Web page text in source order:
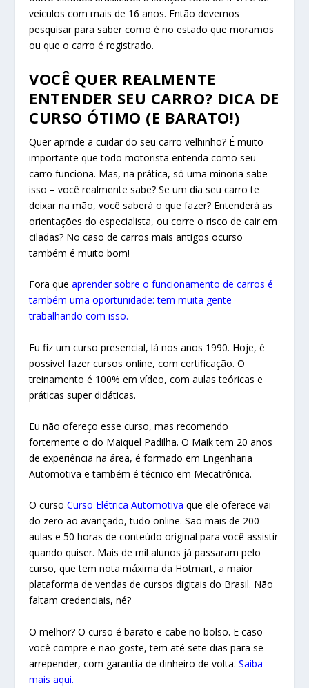
veículos com mais de 16 anos. Então devemos
pesquisar para saber como é no estado que moramos
ou que o carro é registrado.
VOCÊ QUER REALMENTE
ENTENDER SEU CARRO? DICA DE
CURSO ÓTIMO (E BARATO!)
Quer aprnde a cuidar do seu carro velhinho? É muito
importante que todo motorista entenda como seu
carro funciona. Mas, na prática, só uma minoria sabe
isso – você realmente sabe? Se um dia seu carro te
deixar na mão, você saberá o que fazer? Entenderá as
orientações do especialista, ou corre o risco de cair em
ciladas? No caso de carros mais antigos ocurso
também é muito bom!
Fora que aprender sobre o funcionamento de carros é
também uma oportunidade: tem muita gente
trabalhando com isso.
Eu fiz um curso presencial, lá nos anos 1990. Hoje, é
possível fazer cursos online, com certificação. O
treinamento é 100% em vídeo, com aulas teóricas e
práticas super didáticas.
Eu não ofereço esse curso, mas recomendo
fortemente o do Maiquel Padilha. O Maik tem 20 anos
de experiência na área, é formado em Engenharia
Automotiva e também é técnico em Mecatrônica.
O curso Curso Elétrica Automotiva que ele oferece vai
do zero ao avançado, tudo online. São mais de 200
aulas e 50 horas de conteúdo original para você assistir
quando quiser. Mais de mil alunos já passaram pelo
curso, que tem nota máxima da Hotmart, a maior
plataforma de vendas de cursos digitais do Brasil. Não
faltam credenciais, né?
O melhor? O curso é barato e cabe no bolso. E caso
você compre e não goste, tem até sete dias para se
arrepender, com garantia de dinheiro de volta. Saiba
mais aqui.